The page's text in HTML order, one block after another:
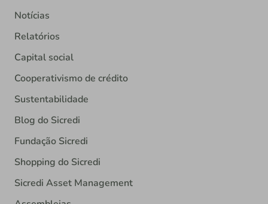
Notícias
Relatórios
Capital social
Cooperativismo de crédito
Sustentabilidade
Blog do Sicredi
Fundação Sicredi
Shopping do Sicredi
Sicredi Asset Management